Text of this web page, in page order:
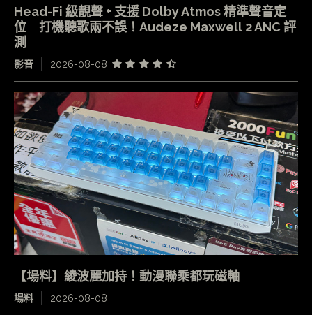
Head-Fi 級靚聲 + 支援 Dolby Atmos 精準聲音定
位 打機聽歌兩不誤！Audeze Maxwell 2 ANC 評
測
影音 2026-08-08
【場料】綾波麗加持！動漫聯乘都玩磁軸
場料 2026-08-08